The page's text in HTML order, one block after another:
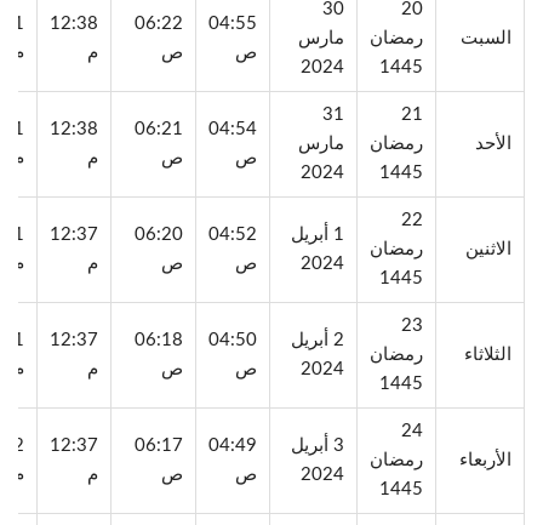
السبت
20
رمضان
1445
30
مارس
2024
04:55
ص
06:22
ص
12:38
م
م
الأحد
21
رمضان
1445
31
مارس
2024
04:54
ص
06:21
ص
12:38
م
م
الاثنين
22
رمضان
1445
1 أبريل
2024
04:52
ص
06:20
ص
12:37
م
م
الثلاثاء
23
رمضان
1445
2 أبريل
2024
04:50
ص
06:18
ص
12:37
م
م
الأربعاء
24
رمضان
1445
3 أبريل
2024
04:49
ص
06:17
ص
12:37
م
م